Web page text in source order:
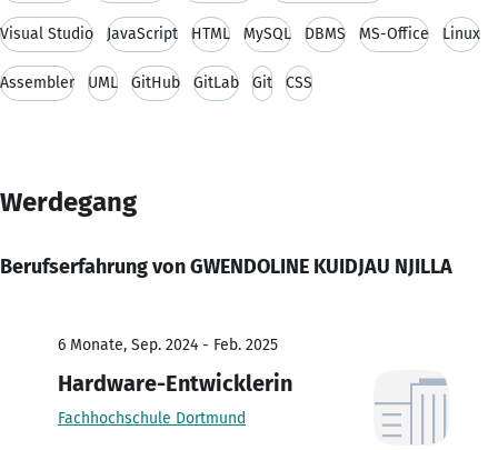
Visual Studio JavaScript HTML MySQL DBMS MS-Office Linux
Assembler UML GitHub GitLab Git CSS
Werdegang
Berufserfahrung von GWENDOLINE KUIDJAU NJILLA
6 Monate, Sep. 2024 - Feb. 2025
Hardware-Entwicklerin
Fachhochschule Dortmund